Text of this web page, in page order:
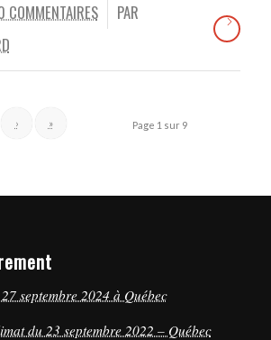
COMMENTAIRES
PAR
Page 1 sur 9
› »
septembre 2024 à Québec
du 23 septembre 2022 – Québec